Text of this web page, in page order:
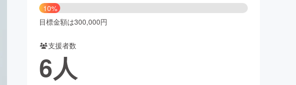
ーティー・ヘルスケア
10%
目標金額は300,000円
支援者数
6人